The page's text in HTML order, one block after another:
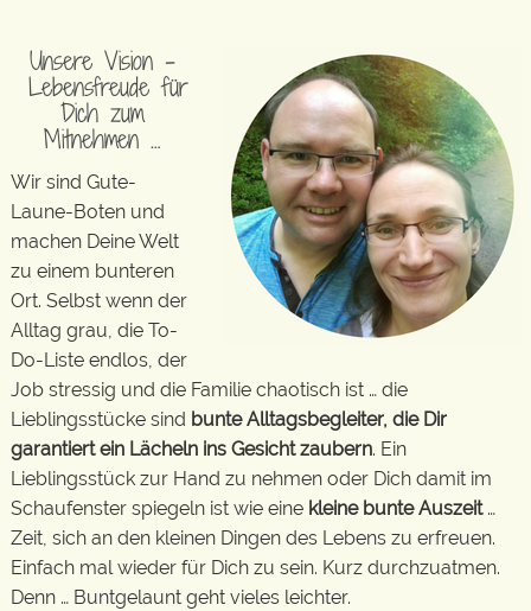
Unsere Vision –
Lebensfreude für
Dich zum
Mitnehmen …
Wir sind Gute-
Laune-Boten und
machen Deine Welt
zu einem bunteren
Ort. Selbst wenn der
Alltag grau, die To-
Do-Liste endlos, der
Job stressig und die Familie chaotisch ist … die
Lieblingsstücke sind bunte Alltagsbegleiter, die Dir
garantiert ein Lächeln ins Gesicht zaubern. Ein
Lieblingsstück zur Hand zu nehmen oder Dich damit im
Schaufenster spiegeln ist wie eine kleine bunte Auszeit…
Zeit, sich an den kleinen Dingen des Lebens zu erfreuen.
Einfach mal wieder für Dich zu sein. Kurz durchzuatmen.
Denn … Buntgelaunt geht vieles leichter.